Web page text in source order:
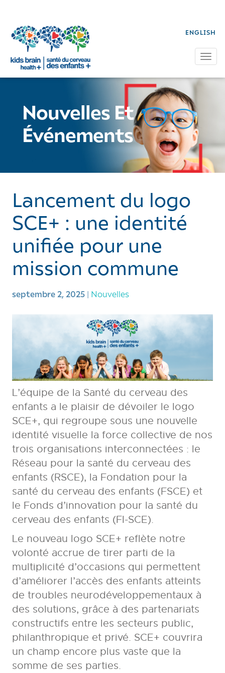
ENGLISH
Nouvelles Et
Événements
Lancement du logo
SCE+ : une identité
unifiée pour une
mission commune
septembre 2, 2025| Nouvelles
L’équipe de la Santé du cerveau des
enfants a le plaisir de dévoiler le logo
SCE+, qui regroupe sous une nouvelle
identité visuelle la force collective de nos
trois organisations interconnectées : le
Réseau pour la santé du cerveau des
enfants (RSCE), la Fondation pour la
santé du cerveau des enfants (FSCE) et
le Fonds d’innovation pour la santé du
cerveau des enfants (FI-SCE).
Le nouveau logo SCE+ reflète notre
volonté accrue de tirer parti de la
multiplicité d’occasions qui permettent
d’améliorer l’accès des enfants atteints
de troubles neurodéveloppementaux à
des solutions, grâce à des partenariats
constructifs entre les secteurs public,
philanthropique et privé. SCE+ couvrira
un champ encore plus vaste que la
somme de ses parties.